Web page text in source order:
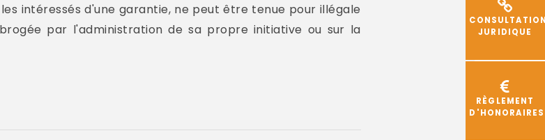
JURIDIQUE
RÈGLEMENT
D'HONORAIRES
intéressés d'une garantie, ne peut être tenue pour illégale
par l'administration de sa propre initiative ou sur la